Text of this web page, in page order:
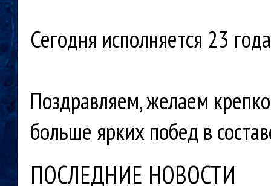
Сегодня исполняется 23
Поздравляем, желаем
больше ярких побед в
ПОСЛЕДНИЕ НОВОСТИ